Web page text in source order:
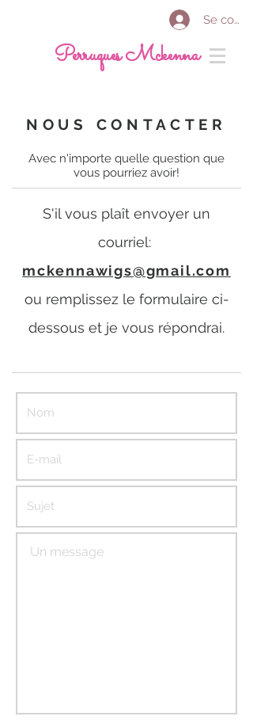
Se
Perruques Mckenna
NOUS CONTACTER
Avec n'importe quelle question que
vous pourriez avoir!
S'il vous plaît envoyer un
courriel:
mckennawigs@gmail.com
ou remplissez le formulaire ci-
dessous et je vous répondrai.